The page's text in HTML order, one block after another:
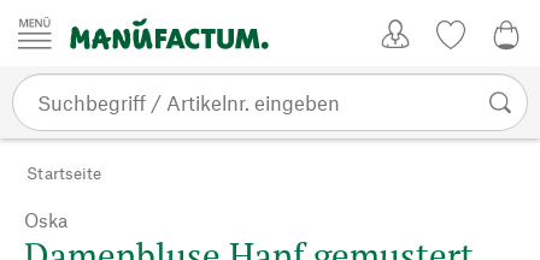
Zum Inhalt springen
Startseite
Oska